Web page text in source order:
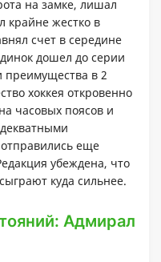
на замке, лишал
крайне жестко в
счет в середине
дошел до серии
преимущества в 2
хоккея откровенно
часовых поясов и
еще
убеждена, что
куда сильнее.
Адмирал